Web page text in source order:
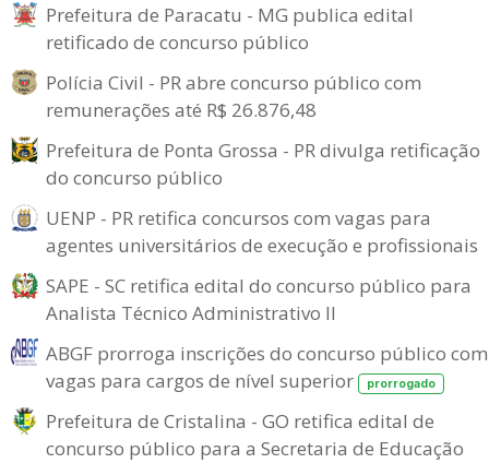
Prefeitura de Paracatu - MG publica edital
retificado de concurso público
Polícia Civil - PR abre concurso público com
remunerações até R$ 26.876,48
Prefeitura de Ponta Grossa - PR divulga retificação
do concurso público
UENP - PR retifica concursos com vagas para
agentes universitários de execução e profissionais
SAPE - SC retifica edital do concurso público para
Analista Técnico Administrativo II
ABGF prorroga inscrições do concurso público com
vagas para cargos de nível superior
prorrogado
Prefeitura de Cristalina - GO retifica edital de
concurso público para a Secretaria de Educação